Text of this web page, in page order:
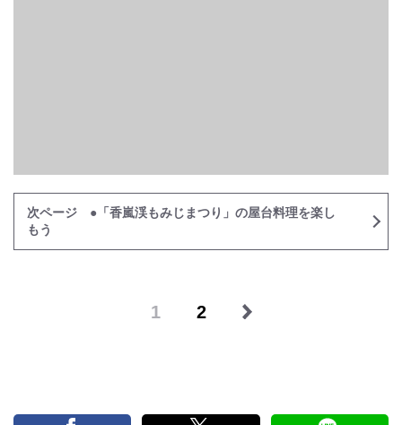
次ページ ●「香嵐渓もみじまつり」の屋台料理を楽し
もう
1 2